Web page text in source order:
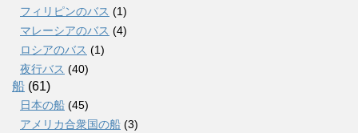
フィリピンのバス (1)
マレーシアのバス (4)
ロシアのバス (1)
夜行バス (40)
船 (61)
日本の船 (45)
アメリカ合衆国の船 (3)